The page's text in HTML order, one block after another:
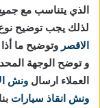
الذي يتناسب مع
لذلك يجب توضيح
الاقصر وتوضيح ما
و توضح الوجهة
العملاء ارسال ونش
ونش انقاذ سيارات